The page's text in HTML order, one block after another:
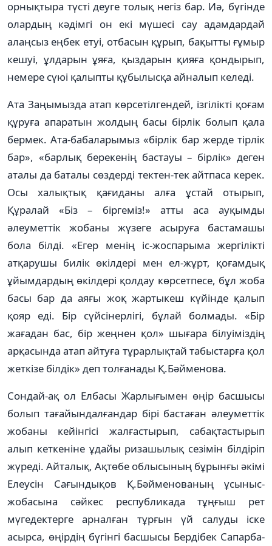
орнықтыра түсті деуге толық негіз бар. Иә, бүгінде
олардың кәдімгі он екі мүше­сі сау адамдардай
алаңсыз еңбек етуі, отбасын құрып, бақытты ғұмыр
кешуі, ұлдарын ұяға, қыздарын қияға қон­дырып,
немере сүюі қалыпты құбы­лыс­қа айналып келеді.
Ата Заңымызда атап көр­се­тіл­ген­дей, ізгілікті қоғам
құруға апаратын жолдың басы бірлік болып қала
бермек. Ата-бабаларымыз «бірлік бар жерде тірлік
бар», «барлық берекенің бастауы – бірлік» деген
аталы да баталы сөздерді тектен-тек айтпаса керек.
Осы халықтық қағиданы алға ұстай отырып,
Құралай «Біз – біргеміз!» атты аса ауқымды
әлеуметтік жобаны жүзеге асыруға бастамашы
бола білді. «Егер менің іс-жоспарыма жергілікті
атқарушы билік өкілдері мен ел-жұрт, қоғамдық
ұйымдардың өкілдері қолдау көрсетпесе, бұл жоба
басы бар да аяғы жоқ жартыкеш күйінде қалып
қояр еді. Бір сүйсінерлігі, бұлай болмады. «Бір
жағадан бас, бір жеңнен қол» шығара білуіміздің
арқасында атап айтуға тұрарлықтай табыстарға қол
жеткізе білдік» деп толғанады Қ.Бәйменова.
Сондай-ақ ол Елбасы Жарлы­ғы­мен өңір басшысы
болып тағайын­далғандар бірі бастаған әлеуметтік
жо­­­баны кейінгісі жалғас­ты­рып, са­­бақ­тас­тырып
алып кет­ке­ніне ұдайы риза­­шылық сезімін біл­ді­ріп
жүреді. Ай­талық, Ақтөбе облы­­сы­ның бұрынғы әкімі
Елеусін Сағын­­дықов Қ.Бәйменованың ұсы­ныс-
жоба­­сына сәйкес республи­ка­да тұң­ғыш рет
мүгедектерге ар­нал­ған тұр­ғын үй салуды іске
асырса, өңір­дің бүгінгі басшысы Бердібек Са­пар­ба­